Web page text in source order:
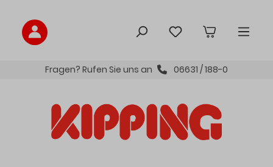
Fragen? Rufen Sie uns an 06631 / 188-0